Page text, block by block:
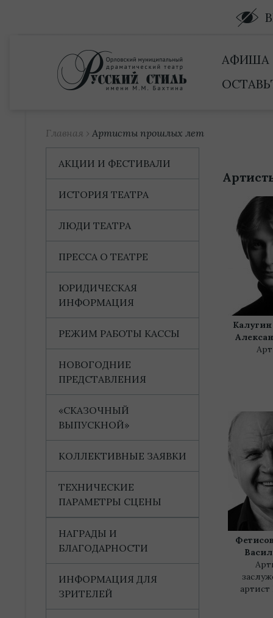
АФИША
Главная › Артисты прошлых лет
АКЦИИ И ФЕСТИВАЛИ
ИСТОРИЯ ТЕАТРА
ЛЮДИ ТЕАТРА
ПРЕССА О ТЕАТРЕ
ЮРИДИЧЕСКАЯ
ИНФОРМАЦИЯ
РЕЖИМ РАБОТЫ КАССЫ
НОВОГОДНИЕ
ПРЕДСТАВЛЕНИЯ
«СКАЗОЧНЫЙ
ВЫПУСКНОЙ»
КОЛЛЕКТИВНЫЕ ЗАЯВКИ
ТЕХНИЧЕСКИЕ
ПАРАМЕТРЫ СЦЕНЫ
НАГРАДЫ И
БЛАГОДАРНОСТИ
ИНФОРМАЦИЯ ДЛЯ
ЗРИТЕЛЕЙ